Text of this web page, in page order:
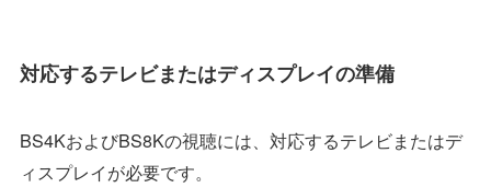
対応するテレビまたはディスプレイの準備
BS4KおよびBS8Kの視聴には、対応するテレビまたはデ
ィスプレイが必要です。